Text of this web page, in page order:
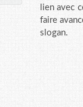
lien avec
faire
slogan.